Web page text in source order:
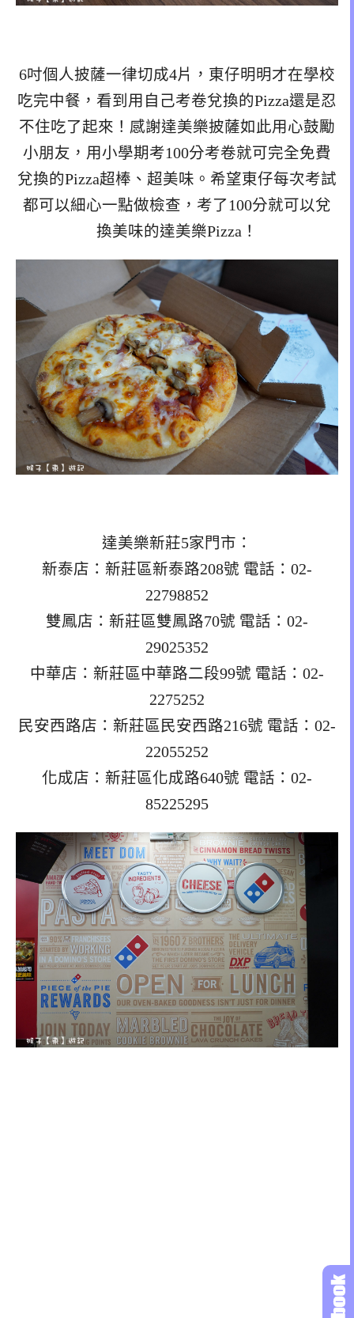
6吋個人披薩一律切成4片，東仔明明才在學校
吃完中餐，看到用自己考卷兌換的Pizza還是忍
不住吃了起來！感謝達美樂披薩如此用心鼓勵
小朋友，用小學期考100分考卷就可完全免費
兌換的Pizza超棒、超美味。希望東仔每次考試
都可以細心一點做檢查，考了100分就可以兌
換美味的達美樂Pizza！
達美樂新莊5家門市：
新泰店：新莊區新泰路208號 電話：02-
22798852
雙鳳店：新莊區雙鳳路70號 電話：02-
29025352
中華店：新莊區中華路二段99號 電話：02-
2275252
民安西路店：新莊區民安西路216號 電話：02-
22055252
化成店：新莊區化成路640號 電話：02-
85225295